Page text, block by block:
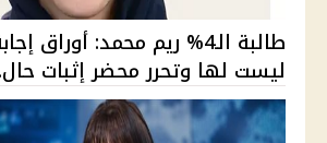
طالبة الـ4% ريم محمد: أوراق
ليست لها وتحرر محضر إثبات